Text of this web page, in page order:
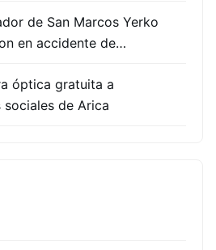
de San Marcos Yerko
en accidente de…
óptica gratuita a
de Arica